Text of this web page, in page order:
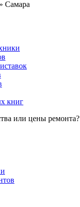
книг
или цены ремонта?